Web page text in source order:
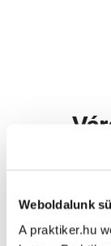
Weboldalunk
A praktiker.hu